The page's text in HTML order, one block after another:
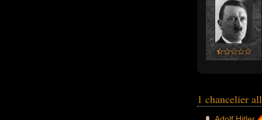
1 chancelier